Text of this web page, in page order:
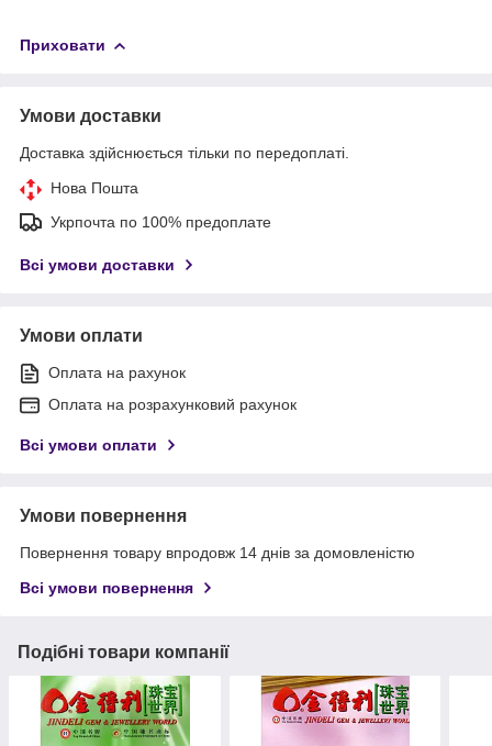
Приховати
Умови доставки
Доставка здійснюється тільки по передоплаті.
Нова Пошта
Укрпочта по 100% предоплате
Всі умови доставки
Умови оплати
Оплата на рахунок
Оплата на розрахунковий рахунок
Всі умови оплати
Умови повернення
Повернення товару впродовж 14 днів за домовленістю
Всі умови повернення
Подібні товари компанії